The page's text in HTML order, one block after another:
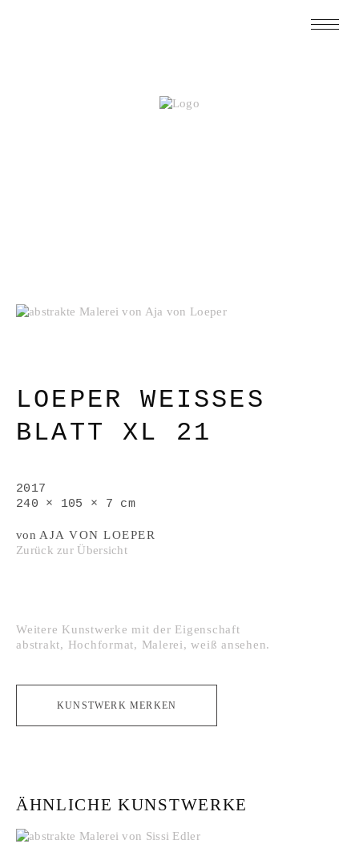
LOEPER WEISSES B
LATT XL 21
2017
240 × 105 × 7 cm
von AJA VON LOEPER
Zurück zur Übersicht
Weitere Kunstwerke mit der Eigenschaft
abstrakt, Hochformat, Malerei,weiß ansehen.
KUNSTWERK MERKEN
ÄHNLICHE KUNSTWERKE